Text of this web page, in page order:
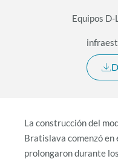
Equipos
La construcción del
Bratislava comenzó en
prolongaron durante